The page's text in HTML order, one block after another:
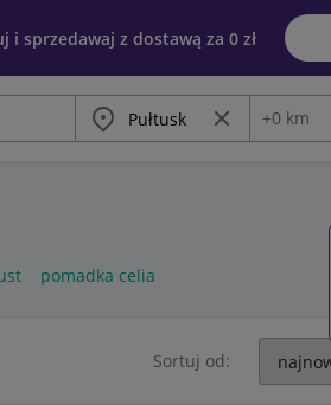
i sprzedawaj z dostawą za 0 zł
Miasto Wyczyść frazę
Odległość
+0 km
pomadka celia
Sortuj od: